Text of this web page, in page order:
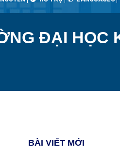
ĐẠI HỌC
BÀI VIẾT MỚI